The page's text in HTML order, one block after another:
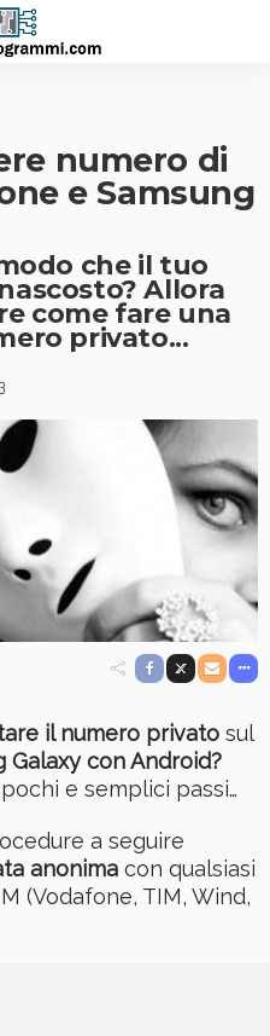
numero di
e Samsung
che il tuo
Allora
come fare una
privato...
il numero privato sul
Galaxy con Android?
e semplici passi…
a seguire
anonima con qualsiasi
(Vodafone, TIM, Wind,